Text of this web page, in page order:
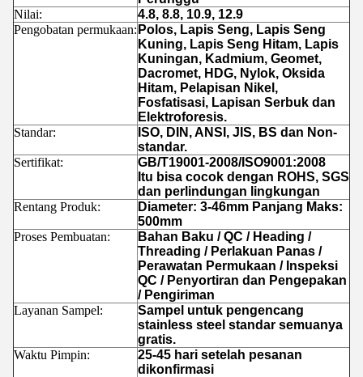
Nilai:
4.8, 8.8, 10.9, 12.9
Pengobatan permukaan: Polos, Lapis Seng, Lapis Seng
Kuning, Lapis Seng Hitam, Lapis
Kuningan, Kadmium, Geomet,
Dacromet, HDG, Nylok, Oksida
Hitam, Pelapisan Nikel,
Fosfatisasi, Lapisan Serbuk dan
Elektroforesis.
Standar:
ISO, DIN, ANSI, JIS, BS dan Non-
standar.
Sertifikat:
GB/T19001-2008/ISO9001:2008
Itu bisa cocok dengan ROHS, SGS
dan perlindungan lingkungan
Rentang Produk:
Diameter: 3-46mm Panjang Maks:
500mm
Proses Pembuatan:
Bahan Baku / QC / Heading /
Threading / Perlakuan Panas /
Perawatan Permukaan / Inspeksi
QC / Penyortiran dan Pengepakan
/ Pengiriman
Layanan Sampel:
Sampel untuk pengencang
stainless steel standar semuanya
gratis.
Waktu Pimpin:
25-45 hari setelah pesanan
dikonfirmasi